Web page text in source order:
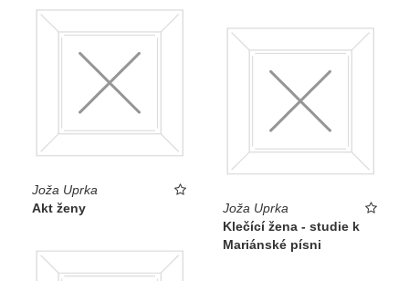
Joža Uprka
Akt ženy
Joža Uprka
Klečící žena - studie k
Mariánské písni